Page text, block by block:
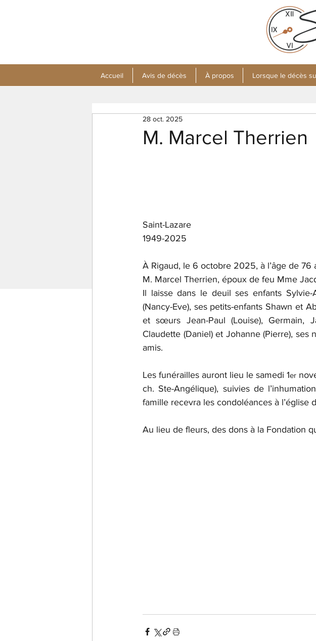
Accueil Avis de décès À propos Lorsque le décès
M. Marcel Therrien
28 oct. 2025
Saint-Lazare
1949-2025
À Rigaud, le 6 octobre 2025, à l’âge de 76
M. Marcel Therrien, époux de feu Mme
Il laisse dans le deuil ses enfants Sylvie-
(Nancy-Eve), ses petits-enfants Shawn et
et sœurs Jean-Paul (Louise), Germain,
Claudette (Daniel) et Johanne (Pierre),
amis.
Les funérailles auront lieu le samedi 1er
ch. Ste-Angélique), suivies de
famille recevra les condoléances à l’église
Au lieu de fleurs, des dons à la Fondation